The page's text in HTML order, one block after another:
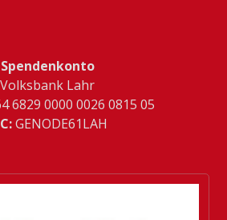
Spendenkonto
Volksbank Lahr
6829 0000 0026 0815 05
GENODE61LAH